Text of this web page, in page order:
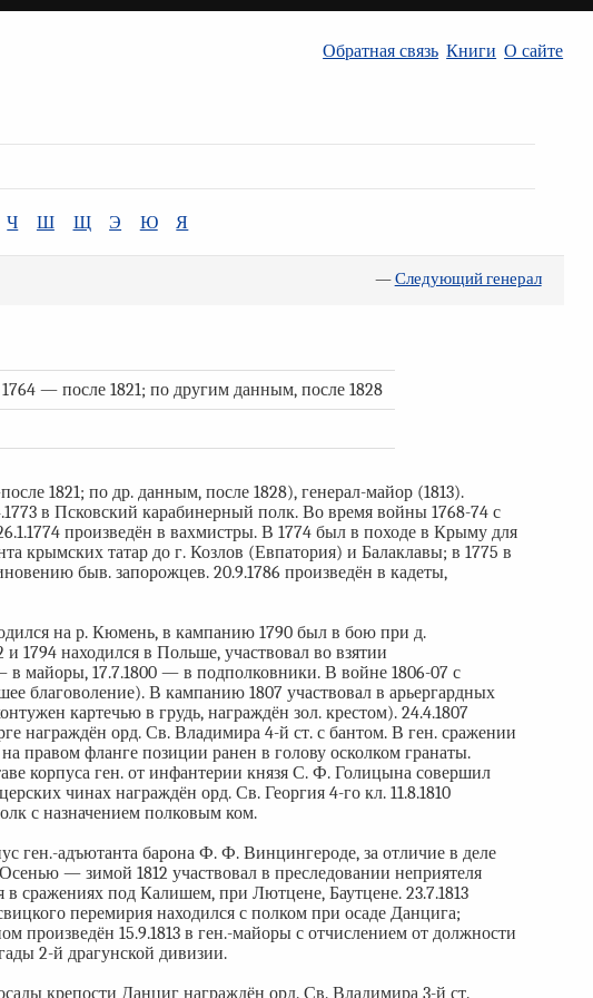
Обратная связь Книги О сайте
Ч Ш Щ Э Ю Я
—Следующий генерал
— после 1821; по другим данным, после 1828
1821; по др. данным, после 1828), генерал-майор (1813).
в Псковский карабинерный полк. Во время войны 1768-74 с
произведён в вахмистры. В 1774 был в походе в Крыму для
крымских татар до г. Козлов (Евпатория) и Балаклавы; в 1775 в
быв. запорожцев. 20.9.1786 произведён в кадеты,
на р. Кюмень, в кампанию 1790 был в бою при д.
1794 находился в Польше, участвовал во взятии
в майоры, 17.7.1800 — в подполковники. В войне 1806-07 с
благоволение). В кампанию 1807 участвовал в арьергардных
картечью в грудь, награждён зол. крестом). 24.4.1807
награждён орд. Св. Владимира 4-й ст. с бантом. В ген. сражении
правом фланге позиции ранен в голову осколком гранаты.
корпуса ген. от инфантерии князя С. Ф. Голицына совершил
чинах награждён орд. Св. Георгия 4-го кл. 11.8.1810
с назначением полковым ком.
ген.-адъютанта барона Ф. Ф. Винцингероде, за отличие в деле
— зимой 1812 участвовал в преследовании неприятеля
сражениях под Калишем, при Лютцене, Баутцене. 23.7.1813
перемирия находился с полком при осаде Данцига;
произведён 15.9.1813 в ген.-майоры с отчислением от должности
2-й драгунской дивизии.
крепости Данциг награждён орд. Св. Владимира 3-й ст.